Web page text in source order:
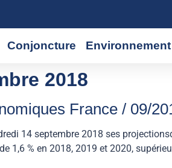
Conjoncture Environnement
2018
France / 09/
14 septembre 2018 ses
1,6 % en 2018, 2019 et 2020,